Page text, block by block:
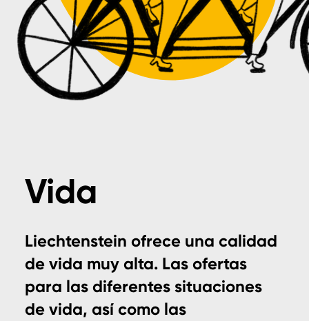
Vida
Liechtenstein ofrece una calidad
de vida muy alta. Las ofertas
para las diferentes situaciones
de vida, así como las